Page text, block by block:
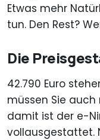
Etwas mehr
tun. Den Rest?
Die
42.790 Euro
müssen Sie
damit ist der e-
vollausgestattet.